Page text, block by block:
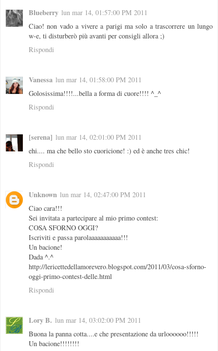
Blueberry lun mar 14, 01:57:00 PM 2011
Ciao! non vado a vivere a parigi ma solo a trascorrere un lungo
w-e, ti disturberò più avanti per consigli allora ;)
Rispondi
Vanessa lun mar 14, 01:58:00 PM 2011
Golosissima!!!!...bella a forma di cuore!!!! ^_^
Rispondi
[serena] lun mar 14, 02:01:00 PM 2011
ehi.... ma che bello sto cuoricione! :) ed è anche tres chic!
Rispondi
Unknown lun mar 14, 02:47:00 PM 2011
Ciao cara!!!
Sei invitata a partecipare al mio primo contest:
COSA SFORNO OGGI?
Iscriviti e passa parolaaaaaaaaaaa!!!
Un bacione!
Dada ^.^
http://lericettedellamorevero.blogspot.com/2011/03/cosa-sforno-
oggi-primo-contest-delle.html
Rispondi
Lory B. lun mar 14, 03:02:00 PM 2011
Buona la panna cotta....e che presentazione da urloooooo!!!!!
Un bacione!!!!!!!!